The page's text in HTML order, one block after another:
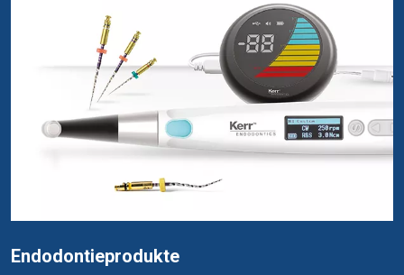
Endodontieprodukte